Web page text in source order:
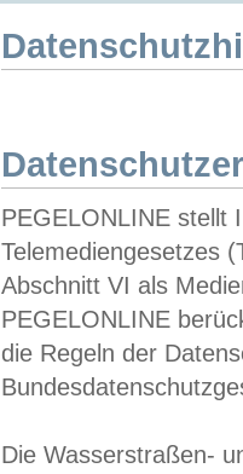
PEGELONLINE stellt
Telemediengesetzes
Abschnitt VI als
PEGELONLINE
die Regeln der
Die Wasserstraßen-